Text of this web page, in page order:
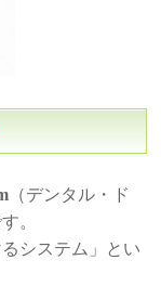
（デンタル・ド
。
システム」とい